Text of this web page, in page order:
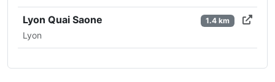
Lyon Quai Saone
Lyon
1.4 km